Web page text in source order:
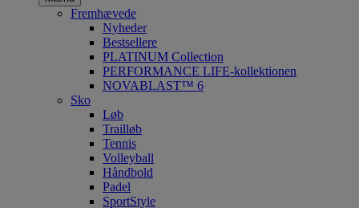
Fremhævede
Nyheder
Bestsellere
PLATINUM Collection
PERFORMANCE LIFE-kollektionen
NOVABLAST™ 6
Sko
Løb
Trailløb
Tennis
Volleyball
Håndbold
Padel
SportStyle